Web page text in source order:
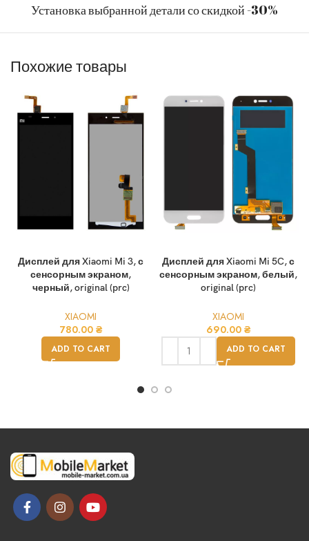
Установка выбранной детали со скидкой -30%
Похожие товары
Дисплей для Xiaomi Mi 3, с
сенсорным экраном,
черный, original (prc)
XIAOMI
780.00 ₴
ADD TO CART
Дисплей для Xiaomi Mi 5C, с
сенсорным экраном, белый,
original (prc)
XIAOMI
690.00 ₴
ADD TO CART